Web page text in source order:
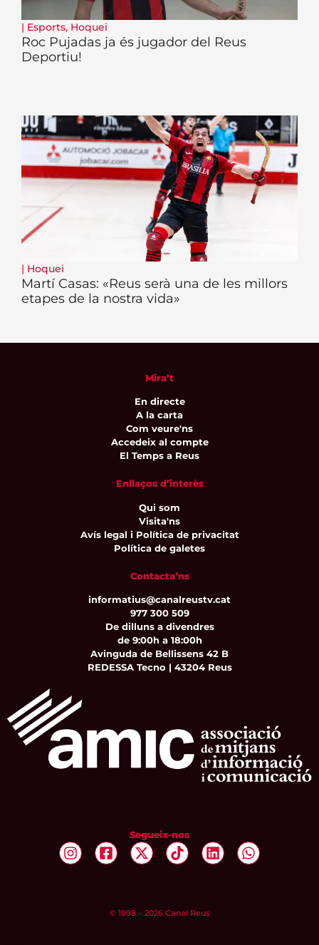
| Esports, Hoquei
Roc Pujadas ja és jugador del Reus
Deportiu!
| Hoquei
Martí Casas: «Reus serà una de les millors
etapes de la nostra vida»
Mira’t
En directe
A la carta
Com veure'ns
Accedeix al compte
El Temps a Reus
Enllaços d’interès
Qui som
Visita'ns
Avís legal i Política de privacitat
Política de galetes
Contacta’ns
informatius@canalreustv.cat
977 300 509
De dilluns a divendres
de 9:00h a 18:00h
Avinguda de Bellissens 42 B
REDESSA Tecno | 43204 Reus
Segueix-nos
© 1998 – 2026 Canal Reus